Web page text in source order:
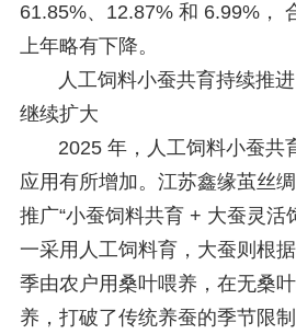
61.85%、12.87% 和 6.99%，
上年略有下降。
人工饲料小蚕共育持续推
继续扩大
2025 年，人工饲料小蚕共
应用有所增加。江苏鑫缘茧丝
推广“小蚕饲料共育 + 大蚕灵活
一采用人工饲料育，大蚕则根
季由农户用桑叶喂养，在无桑
养，打破了传统养蚕的季节限